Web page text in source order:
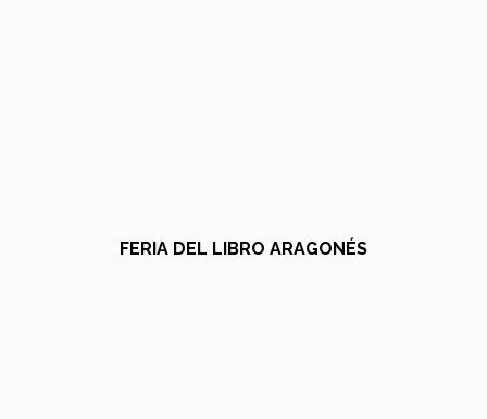
FERIA DEL LIBRO ARAGONÉS